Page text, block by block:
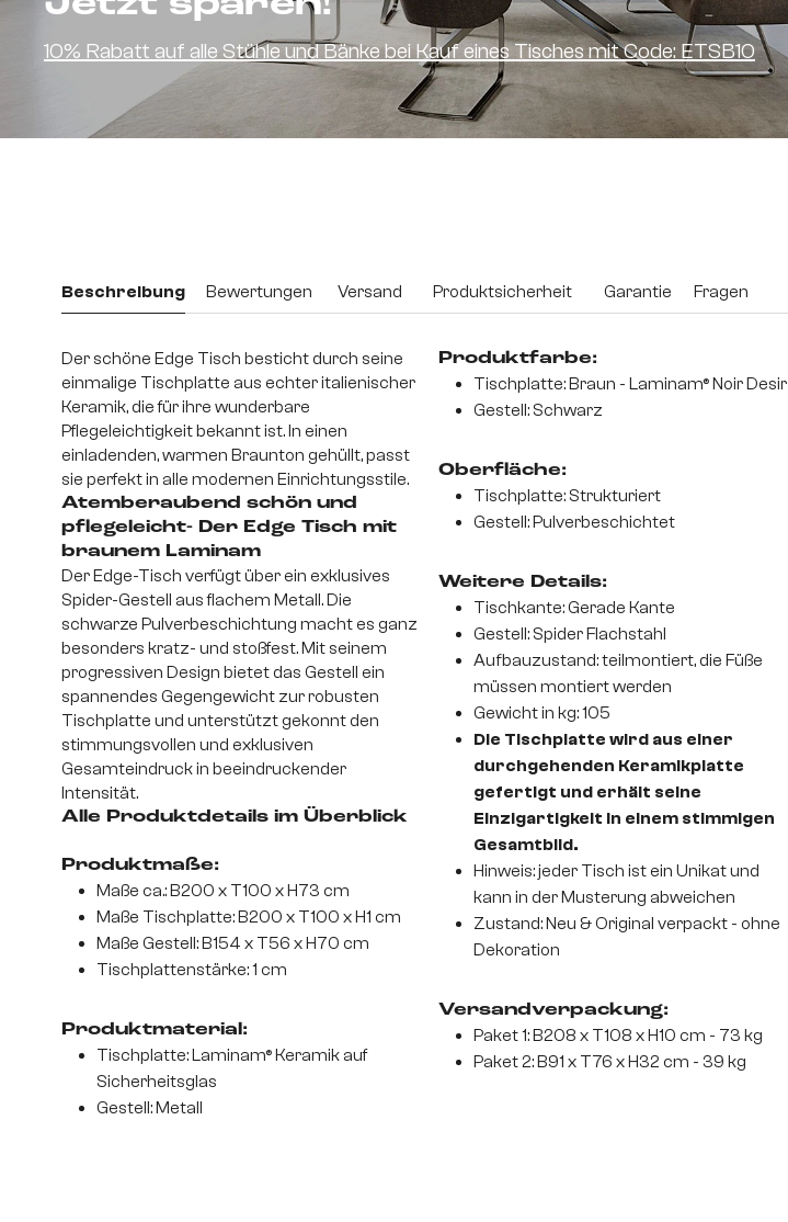
10% Rabatt auf alle Stühle und Bänke bei Kauf eines Tisches mit Code: ETSB10
Beschreibung Bewertungen Versand Produktsicherheit Garantie Fragen
Der schöne Edge Tisch besticht durch seine
einmalige Tischplatte aus echter italienischer
Keramik, die für ihre wunderbare
Pflegeleichtigkeit bekannt ist. In einen
einladenden, warmen Braunton gehüllt, passt
sie perfekt in alle modernen Einrichtungsstile.
Atemberaubend schön und
pflegeleicht- Der Edge Tisch mit
braunem Laminam
Der Edge-Tisch verfügt über ein exklusives
Spider-Gestell aus flachem Metall. Die
schwarze Pulverbeschichtung macht es ganz
besonders kratz- und stoßfest. Mit seinem
progressiven Design bietet das Gestell ein
spannendes Gegengewicht zur robusten
Tischplatte und unterstützt gekonnt den
stimmungsvollen und exklusiven
Gesamteindruck in beeindruckender
Intensität.
Alle Produktdetails im Überblick
Produktmaße:
Maße ca.: B200 x T100 x H73 cm
Maße Tischplatte: B200 x T100 x H1 cm
Maße Gestell: B154 x T56 x H70 cm
Tischplattenstärke: 1 cm
Produktmaterial:
Tischplatte: Laminam® Keramik auf
Sicherheitsglas
Gestell: Metall
Produktfarbe:
Tischplatte: Braun - Laminam® Noir Desir
Gestell: Schwarz
Oberfläche:
Tischplatte: Strukturiert
Gestell: Pulverbeschichtet
Weitere Details:
Tischkante: Gerade Kante
Gestell: Spider Flachstahl
Aufbauzustand: teilmontiert, die Füße
müssen montiert werden
Gewicht in kg: 105
Die Tischplatte wird aus einer
durchgehenden Keramikplatte
gefertigt und erhält seine
Einzigartigkeit in einem stimmigen
Gesamtbild.
Hinweis: jeder Tisch ist ein Unikat und
kann in der Musterung abweichen
Zustand: Neu & Original verpackt - ohne
Dekoration
Versandverpackung:
Paket 1: B208 x T108 x H10 cm - 73 kg
Paket 2: B91 x T76 x H32 cm - 39 kg